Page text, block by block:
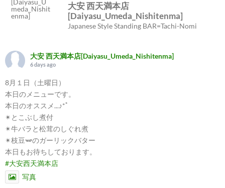
大安 西天満本店
[Daiyasu_Umeda_Nishitenma]
Japanese Style Standing BAR=Tachi-Nomi
大安 西天満本店[Daiyasu_Umeda_Nishitenma]
6 days ago
8月１日（土曜日）
本日のメニューです。
本日のオススメ...♪*ﾟ
✴︎とこぶし煮付
✴︎牛バラと松茸のしぐれ煮
✴︎枝豆🫛のガーリックバター
本日もお待ちしております。
#大安西天満本店
写真